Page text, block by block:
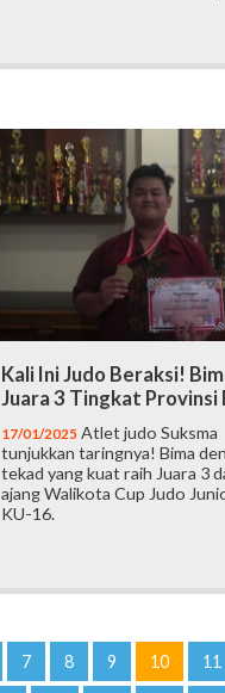
Kali Ini Judo Beraksi!
Juara 3 Tingkat Provinsi
17/01/2025 Atlet judo Suksma
tunjukkan taringnya! Bima
tekad yang kuat raih Juara 3
ajang Walikota Cup Judo
KU-16.
7 8 9 10 11